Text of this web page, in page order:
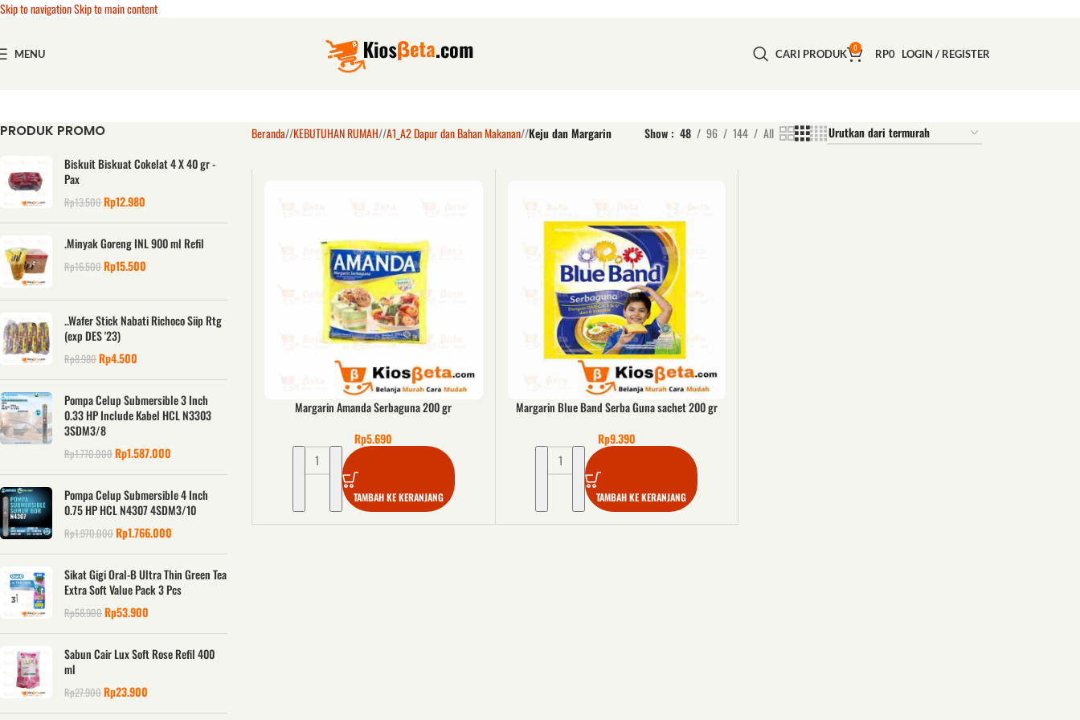
Skip to navigationSkip to main content
MENU CARI PRODUK 0 RP0 LOGIN / REGISTER
PRODUK PROMO
Biskuit Biskuat Cokelat 4 X 40 gr -
Pax
Rp13.500Rp12.980
.Minyak Goreng INL 900 ml Refil
Rp16.500Rp15.500
..Wafer Stick Nabati Richoco Siip Rtg
(exp DES '23)
Rp8.980Rp4.500
Pompa Celup Submersible 3 Inch
0.33 HP Include Kabel HCL N3303
3SDM3/8
Rp1.770.000Rp1.587.000
Pompa Celup Submersible 4 Inch
0.75 HP HCL N4307 4SDM3/10
Rp1.970.000Rp1.766.000
Sikat Gigi Oral-B Ultra Thin Green Tea
Extra Soft Value Pack 3 Pcs
Rp58.900Rp53.900
Sabun Cair Lux Soft Rose Refil 400
ml
Rp27.900Rp23.900
Beranda/ KEBUTUHAN RUMAH/ A1_A2 Dapur dan Bahan Makanan/ Keju dan Margarin Show 48 96 144 All
Margarin Amanda Serbaguna 200 gr
Rp5.690
TAMBAH KE KERANJANG
Margarin Blue Band Serba Guna sachet 200 gr
Rp9.390
TAMBAH KE KERANJANG